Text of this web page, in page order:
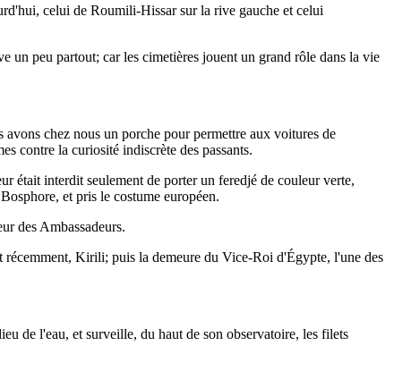
celui de Roumili-Hissar sur la rive gauche et celui
un peu partout; car les cimetières jouent un grand rôle dans la vie
chez nous un porche pour permettre aux voitures de
contre la curiosité indiscrète des passants.
était interdit seulement de porter un feredjé de couleur verte,
et pris le costume européen.
des Ambassadeurs.
récemment, Kirili; puis la demeure du Vice-Roi d'Égypte, l'une des
de l'eau, et surveille, du haut de son observatoire, les filets